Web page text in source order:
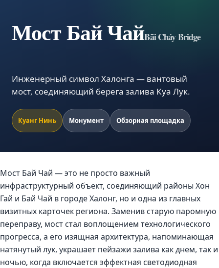
Мост Бай ЧайBãi Cháy Bridge
Инженерный символ Халонга — вантовый
мост, соединяющий берега залива Куа Лук.
Куанг Нинь Монумент Обзорная площадка
Мост Бай Чай — это не просто важный
инфраструктурный объект, соединяющий районы Хон
Гай и Бай Чай в городе Халонг, но и одна из главных
визитных карточек региона. Заменив старую паромную
переправу, мост стал воплощением технологического
прогресса, а его изящная архитектура, напоминающая
натянутый лук, украшает пейзажи залива как днем, так и
ночью, когда включается эффектная светодиодная